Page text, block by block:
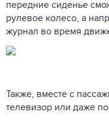
передние сиденье
рулевое колесо, а
журнал во время
Также, вместе с
телевизор или даже